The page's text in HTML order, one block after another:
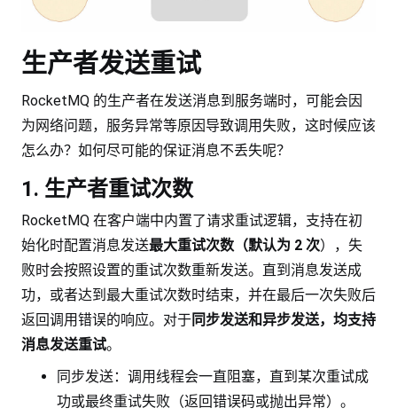
生产者发送重试
RocketMQ 的生产者在发送消息到服务端时，可能会因
为网络问题，服务异常等原因导致调用失败，这时候应该
怎么办？如何尽可能的保证消息不丢失呢？
1. 生产者重试次数
RocketMQ 在客户端中内置了请求重试逻辑，支持在初
始化时配置消息发送最大重试次数（默认为 2 次），失
败时会按照设置的重试次数重新发送。直到消息发送成
功，或者达到最大重试次数时结束，并在最后一次失败后
返回调用错误的响应。对于同步发送和异步发送，均支持
消息发送重试。
同步发送：调用线程会一直阻塞，直到某次重试成
功或最终重试失败（返回错误码或抛出异常）。